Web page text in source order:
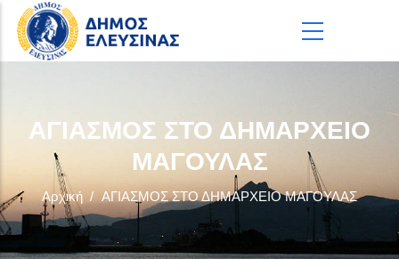
Παράκαμψη προς το κυρίως περιεχόμενο
ΑΓΙΑΣΜΟΣ ΣΤΟ ΔΗΜΑΡΧΕΙΟ
ΜΑΓΟΥΛΑΣ
Αρχική / ΑΓΙΑΣΜΟΣ ΣΤΟ ΔΗΜΑΡΧΕΙΟ ΜΑΓΟΥΛΑΣ